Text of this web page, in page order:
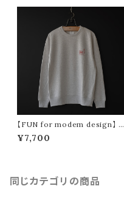
【FUN for modem design】 Y
OURE THE JACKPOT light
sweat (oatmeal)
¥7,700
同じカテゴリの商品